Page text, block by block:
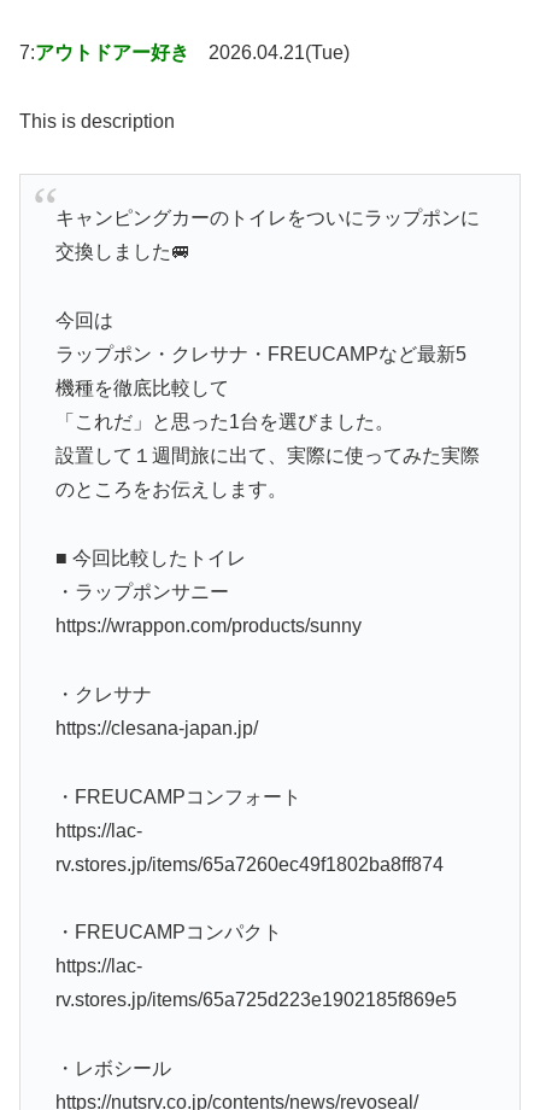
7:アウトドアー好き 2026.04.21(Tue)
This is description
キャンピングカーのトイレをついにラップポンに
交換しました🚐
今回は
ラップポン・クレサナ・FREUCAMPなど最新5
機種を徹底比較して
「これだ」と思った1台を選びました。
設置して１週間旅に出て、実際に使ってみた実際
のところをお伝えします。
■ 今回比較したトイレ
・ラップポンサニー
https://wrappon.com/products/sunny
・クレサナ
https://clesana-japan.jp/
・FREUCAMPコンフォート
https://lac-
rv.stores.jp/items/65a7260ec49f1802ba8ff874
・FREUCAMPコンパクト
https://lac-
rv.stores.jp/items/65a725d223e1902185f869e5
・レボシール
https://nutsrv.co.jp/contents/news/revoseal/